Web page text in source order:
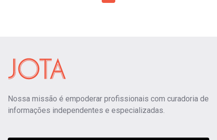
Nossa missão é empoderar profissionais com curadoria de
informações independentes e especializadas.